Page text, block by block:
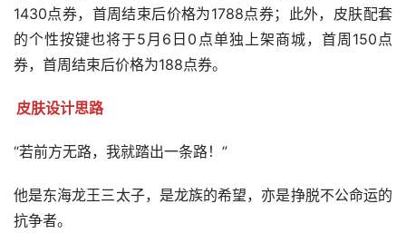
1430点券，首周结束后价格为1788点券；此外，皮肤配套
的个性按键也将于5月6日0点单独上架商城，首周150点
券，首周结束后价格为188点券。
皮肤设计思路
“若前方无路，我就踏出一条路！”
他是东海龙王三太子，是龙族的希望，亦是挣脱不公命运的
抗争者。